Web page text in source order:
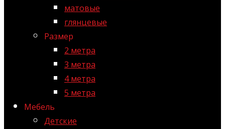
матовые
глянцевые
Размер
2 метра
3 метра
4 метра
5 метра
Мебель
Детские